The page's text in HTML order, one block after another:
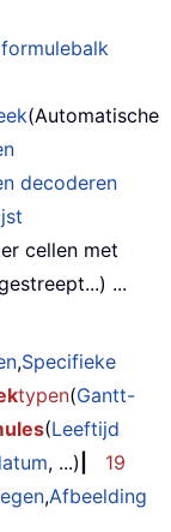
(Automatische
decoderen
cellen met
...
,Specifieke
typen(Gantt-
(Leeftijd
, ...)
19
,Afbeelding